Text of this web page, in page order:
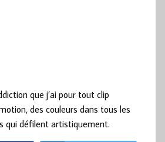
que j’ai pour tout clip
des couleurs dans tous les
qui défilent artistiquement.